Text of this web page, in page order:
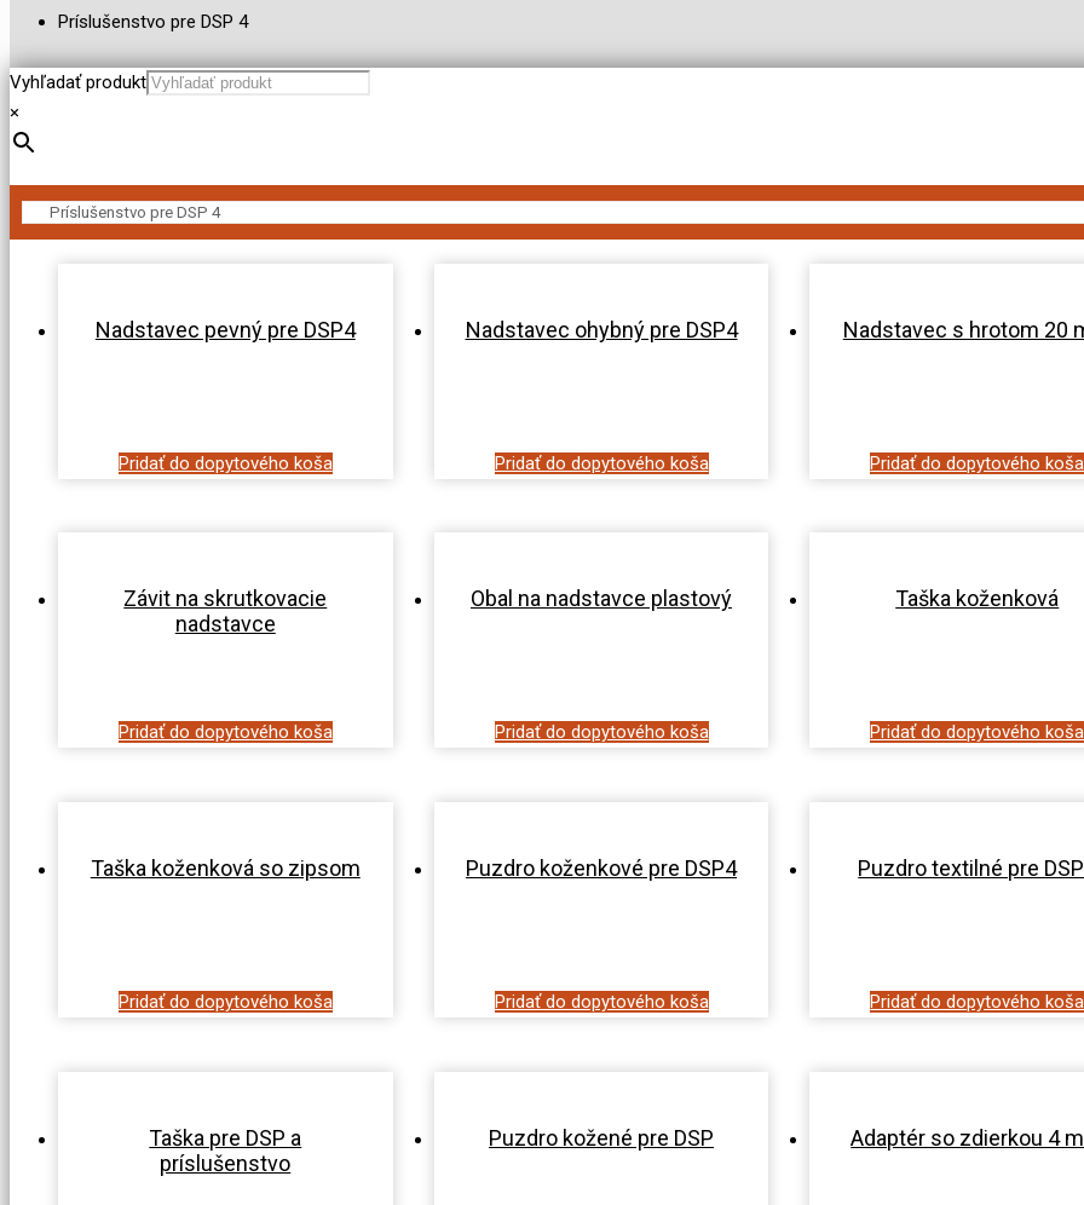
Príslušenstvo pre DSP 4
Vyhľadať produkt
×
Nadstavec pevný pre DSP4
Pridať do dopytového koša
Nadstavec ohybný pre DSP4
Pridať do dopytového koša
Nadstavec s hrotom 20
Pridať do dopytového koša
Závit na skrutkovacie
nadstavce
Pridať do dopytového koša
Obal na nadstavce plastový
Pridať do dopytového koša
Taška koženková
Pridať do dopytového koša
Taška koženková so zipsom
Pridať do dopytového koša
Puzdro koženkové pre DSP4
Pridať do dopytového koša
Puzdro textilné pre
Pridať do dopytového koša
Taška pre DSP a
príslušenstvo
Puzdro kožené pre DSP Adaptér so zdierkou 4